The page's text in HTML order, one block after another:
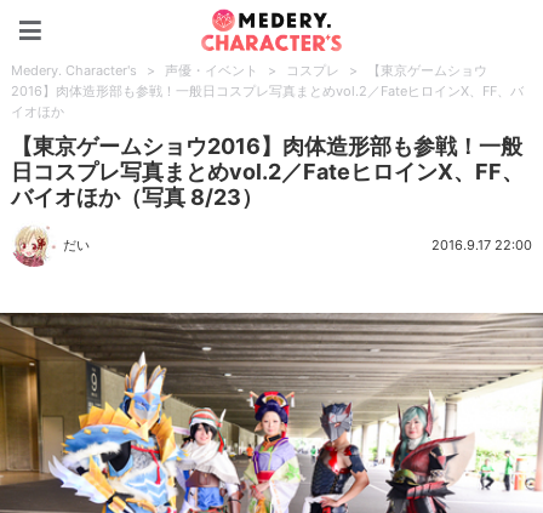
Medery. Character's > 声優・イベント > コスプレ >
【東京ゲームショウ
2016】肉体造形部も参戦！一般日コスプレ写真まとめvol.2／FateヒロインX、FF、バ
イオほか
【東京ゲームショウ2016】肉体造形部も参戦！一般
日コスプレ写真まとめvol.2／FateヒロインX、FF、
バイオほか（写真 8/23）
だい 2016.9.17 22:00